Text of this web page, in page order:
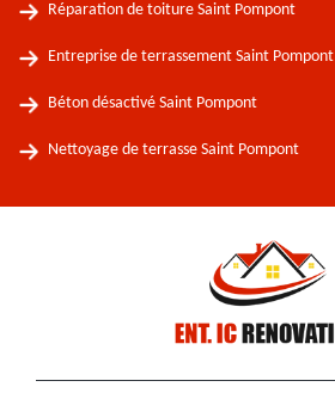
Réparation de toiture Saint Pompont
Entreprise de terrassement Saint Pompont
Béton désactivé Saint Pompont
Nettoyage de terrasse Saint Pompont